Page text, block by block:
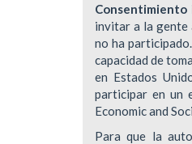
Consentimiento
invitar a la gente
no ha
capacidad de
en Estados
participar en un
Economic and
Para que la